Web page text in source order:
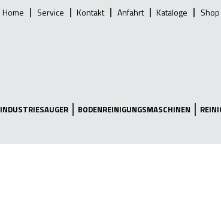
Home Service Kontakt Anfahrt Kataloge Shop
INDUSTRIESAUGER BODENREINIGUNGSMASCHINEN